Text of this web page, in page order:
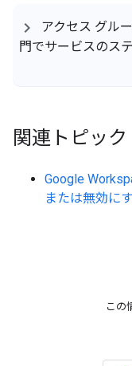
アクセス グル
門でサービスのス
関連トピック
Google
または無効に
この